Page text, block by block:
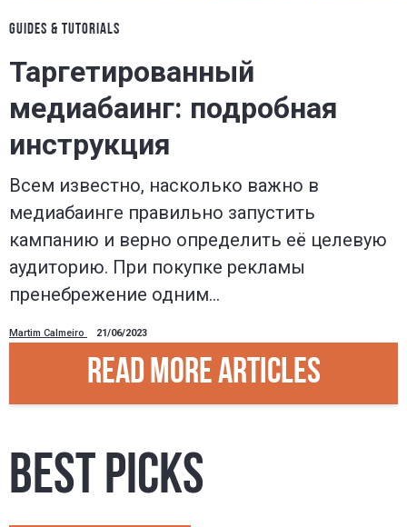
GUIDES & TUTORIALS
Таргетированный
медиабаинг: подробная
инструкция
Всем известно, насколько важно в
медиабаинге правильно запустить
кампанию и верно определить её целевую
аудиторию. При покупке рекламы
пренебрежение одним…
Martim Calmeiro 21/06/2023
READ MORE ARTICLES
BEST PICKS